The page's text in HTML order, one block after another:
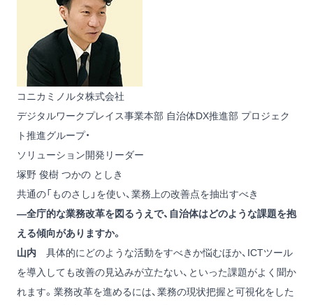
コニカミノルタ株式会社
デジタルワークプレイス事業本部 自治体DX推進部 プロジェク
ト推進グループ・
ソリューション開発リーダー
塚野 俊樹 つかの としき
共通の「ものさし」を使い、業務上の改善点を抽出すべき
―全庁的な業務改革を図るうえで、自治体はどのような課題を抱
える傾向がありますか。
山内 具体的にどのような活動をすべきか悩むほか、ICTツール
を導入しても改善の見込みが立たない、といった課題がよく聞か
れます。業務改革を進めるには、業務の現状把握と可視化をした